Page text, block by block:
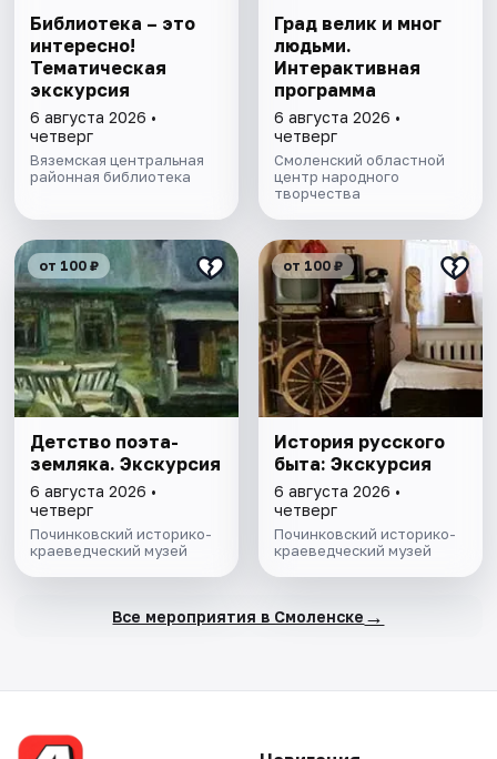
Библиотека – это
интересно!
Тематическая
экскурсия
6 августа 2026 •
четверг
Вяземская центральная
районная библиотека
Град велик и мног
людьми.
Интерактивная
программа
6 августа 2026 •
четверг
Смоленский областной
центр народного
творчества
от 100 ₽
Детство поэта-
земляка. Экскурсия
6 августа 2026 •
четверг
Починковский историко-
краеведческий музей
от 100 ₽
История русского
быта: Экскурсия
6 августа 2026 •
четверг
Починковский историко-
краеведческий музей
Все мероприятия в Смоленске →